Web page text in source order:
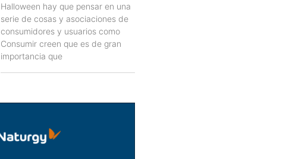
Halloween hay que pensar en una
serie de cosas y asociaciones de
consumidores y usuarios como
Consumir creen que es de gran
importancia que